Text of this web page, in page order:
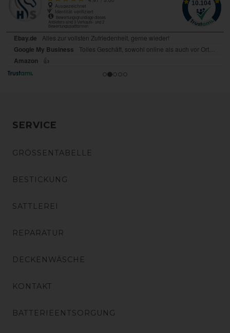
SERVICE
GRÖSSENTABELLE
BESTICKUNG
SATTLEREI
REPARATUR
DECKENWÄSCHE
KONTAKT
BATTERIEENTSORGUNG